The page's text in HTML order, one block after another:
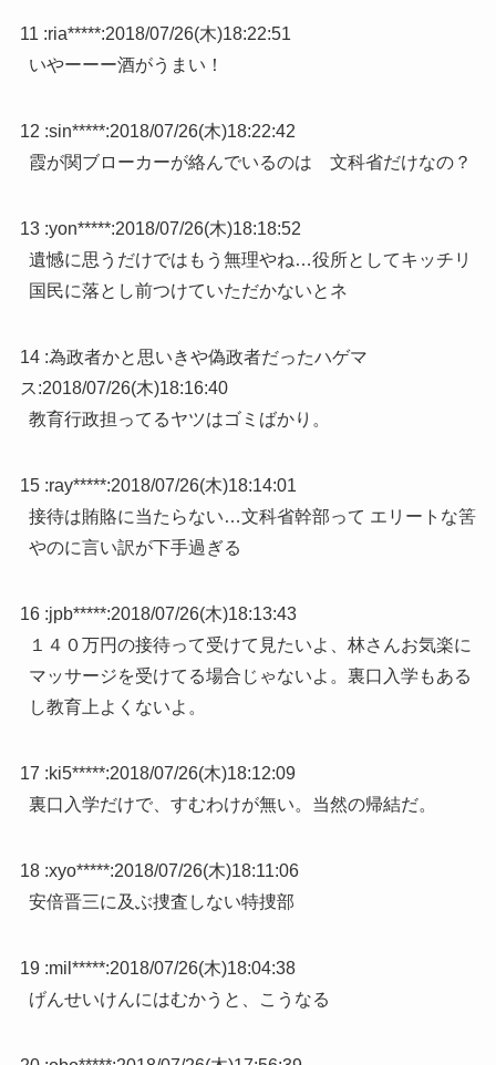
11 :ria*****:2018/07/26(木)18:22:51
いやーーー酒がうまい！
12 :sin*****:2018/07/26(木)18:22:42
霞が関ブローカーが絡んでいるのは 文科省だけなの？
13 :yon*****:2018/07/26(木)18:18:52
遺憾に思うだけではもう無理やね…役所としてキッチリ
国民に落とし前つけていただかないとネ
14 :為政者かと思いきや偽政者だったハゲマ
ス:2018/07/26(木)18:16:40
教育行政担ってるヤツはゴミばかり。
15 :ray*****:2018/07/26(木)18:14:01
接待は賄賂に当たらない…文科省幹部って エリートな筈
やのに言い訳が下手過ぎる
16 :jpb*****:2018/07/26(木)18:13:43
１４０万円の接待って受けて見たいよ、林さんお気楽に
マッサージを受けてる場合じゃないよ。裏口入学もある
し教育上よくないよ。
17 :ki5*****:2018/07/26(木)18:12:09
裏口入学だけで、すむわけが無い。当然の帰結だ。
18 :xyo*****:2018/07/26(木)18:11:06
安倍晋三に及ぶ捜査しない特捜部
19 :mil*****:2018/07/26(木)18:04:38
げんせいけんにはむかうと、こうなる